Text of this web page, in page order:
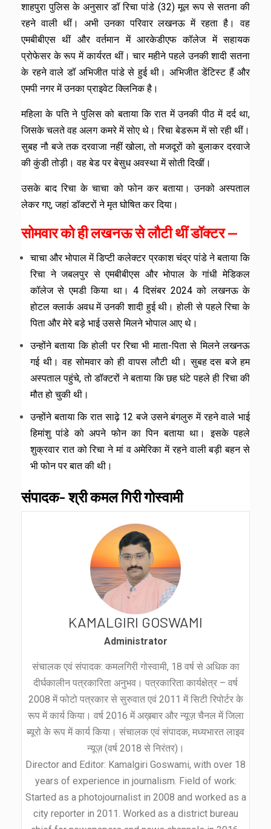
शाहपुरा पुलिस के अनुसार डॉ रिचा पांडे (32) मूल रूप से सतना की
रहने वाली थीं। अभी उनका परिवार लखनऊ में रहता है। वह
एमबीबीएस थीं और वर्तमान में आरकेडीएफ कॉलेज में सहायक
प्रोफेसर के रूप में कार्यरत थीं। चार महीने पहले उनकी शादी सतना
के रहने वाले डॉ अभिजीत पांडे से हुई थी। अभिजीत डेंटिस्ट हैं और
एमपी नगर में उनका प्राइवेट क्लिनिक है।
महिला के पति ने पुलिस को बताया कि रात में उनकी पीठ में दर्द था,
जिसके चलते वह अलग कमरे में सोए थे। रिचा बेडरूम में सो रही थीं।
सुबह नौ बजे तक दरवाजा नहीं खोला, तो मजदूरों को बुलाकर दरवाजे
की कुंडी तोड़ी। वह बेड पर बेसुध अवस्था में सोती दिखीं।
उसके बाद रिचा के चाचा को फोन कर बताया। उनको अस्पताल
लेकर गए, जहां डॉक्टरों ने मृत घोषित कर दिया।
सोमवार को ही लखनऊ से लौटी थीं डॉक्टर —
चाचा और भोपाल में डिप्टी कलेक्टर प्रकाश चंद्र पांडे ने बताया कि
रिचा ने जबलपुर से एमबीबीएस और भोपाल के गांधी मेडिकल
कॉलेज से एमडी किया था। 4 दिसंबर 2024 को लखनऊ के
होटल क्लार्क अवध में उनकी शादी हुई थी। होली से पहले रिचा के
पिता और मेरे बड़े भाई उससे मिलने भोपाल आए थे।
उन्होंने बताया कि होली पर रिचा भी माता-पिता से मिलने लखनऊ
गई थी। वह सोमवार को ही वापस लौटी थी। सुबह दस बजे हम
अस्पताल पहुंचे, तो डॉक्टरों ने बताया कि छह घंटे पहले ही रिचा की
मौत हो चुकी थी।
उन्होंने बताया कि रात साढ़े 12 बजे उसने बंगलुरु में रहने वाले भाई
हिमांशु पांडे को अपने फोन का पिन बताया था। इसके पहले
शुक्रवार रात को रिचा ने मां व अमेरिका में रहने वाली बड़ी बहन से
भी फोन पर बात की थी।
संपादक- श्री कमल गिरी गोस्वामी
KAMALGIRI GOSWAMI
Administrator
संचालक एवं संपादक: कमलगिरी गोस्वामी, 18 वर्ष से अधिक का
दीर्घकालीन पत्रकारिता अनुभव। पत्रकारिता कार्यक्षेत्र – वर्ष
2008 में फोटो पत्रकार से सुरुवात एवं 2011 में सिटी रिपोर्टर के
रूप में कार्य किया। वर्ष 2016 में अख़बार और न्यूज़ चैनल में जिला
ब्यूरो के रूप में कार्य किया। संचालक एवं संपादक, मध्यभारत लाइव
न्यूज़ (वर्ष 2018 से निरंतर)।
Director and Editor: Kamalgiri Goswami, with over 18
years of experience in journalism. Field of work:
Started as a photojournalist in 2008 and worked as a
city reporter in 2011. Worked as a district bureau